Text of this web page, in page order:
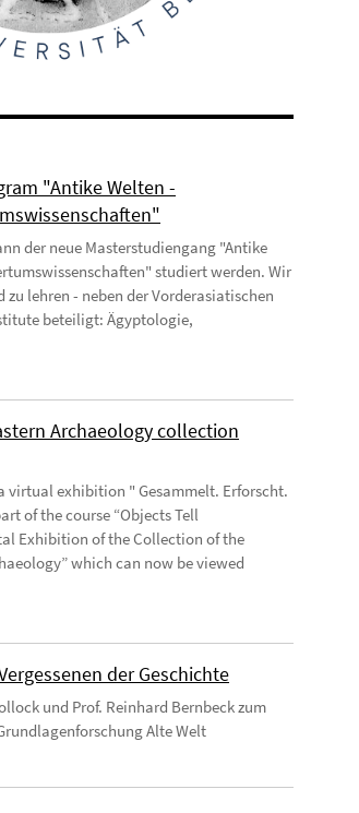
"Antike Welten -
der neue Masterstudiengang "Antike
studiert werden. Wir
lehren - neben der Vorderasiatischen
beteiligt: Ägyptologie,
Archaeology collection
virtual exhibition " Gesammelt. Erforscht.
of the course “Objects Tell
Exhibition of the Collection of the
which can now be viewed
der Geschichte
und Prof. Reinhard Bernbeck zum
Alte Welt